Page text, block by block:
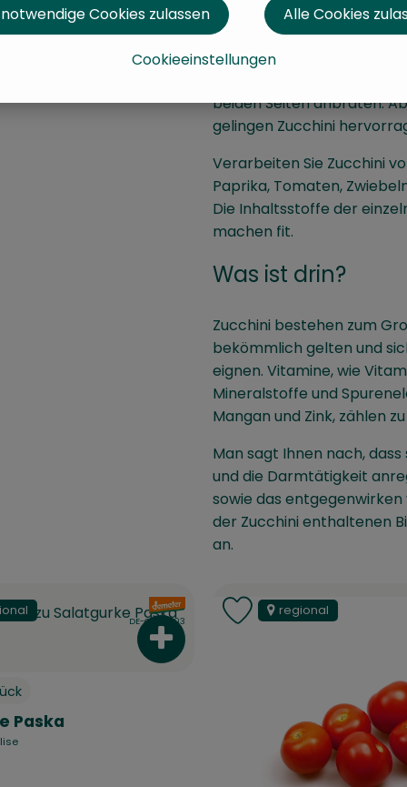
Zur Verarbeitung die
Stellen wegschneiden.
aufschneiden oder als
nur kurz in wenig Wasser
beiden Seiten anbraten.
gelingen Zucchini
Verarbeiten Sie Zucchini
Paprika, Tomaten,
Die Inhaltsstoffe der
machen fit.
Was ist drin?
Zucchini bestehen zum
bekömmlich gelten und
eignen. Vitamine, wie
Mineralstoffe und
Mangan und Zink, zählen
Man sagt Ihnen nach,
und die Darmtätigkeit
sowie das
der Zucchini enthaltenen
an.
Paska
Produkt zum Warenkorb hinzufügen
, Verband:
, Kontrollstelle:
DE-ÖKO-003
zu Favouriten hinzufügen regional
Produkt zu
Cookieeinstellungen
Cookies zulassen Alle Cookies